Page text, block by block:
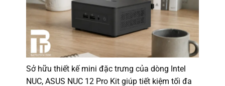
Sở hữu thiết kế mini đặc trưng của dòng Intel
NUC, ASUS NUC 12 Pro Kit giúp tiết kiệm tối đa